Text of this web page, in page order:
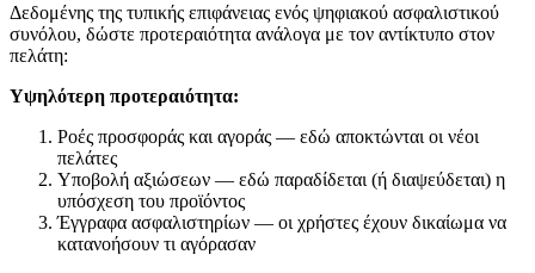
Δεδομένης της τυπικής επιφάνειας ενός ψηφιακού ασφαλιστικού
συνόλου, δώστε προτεραιότητα ανάλογα με τον αντίκτυπο στον
πελάτη:
Υψηλότερη προτεραιότητα:
Ροές προσφοράς και αγοράς — εδώ αποκτώνται οι νέοι
πελάτες
Υποβολή αξιώσεων — εδώ παραδίδεται (ή διαψεύδεται) η
υπόσχεση του προϊόντος
Έγγραφα ασφαλιστηρίων — οι χρήστες έχουν δικαίωμα να
κατανοήσουν τι αγόρασαν